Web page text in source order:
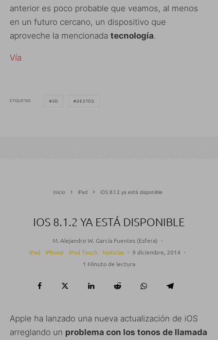
anterior es poco probable que veamos, al menos
en un futuro cercano, un dispositivo que
aproveche la mencionada tecnología.
Vía
ETIQUETAS 3D GESTOS
Inicio iPad iOS 8.1.2 ya está disponible
IOS 8.1.2 YA ESTÁ DISPONIBLE
M. Alejandro W. García Fuentes (Esfera) ·
iPad
iPhone iPod Touch Noticias · 9 diciembre, 2014 ·
1 Minuto de lectura
Apple ha lanzado una nueva actualización de iOS
arreglando un problema con los tonos de llamada